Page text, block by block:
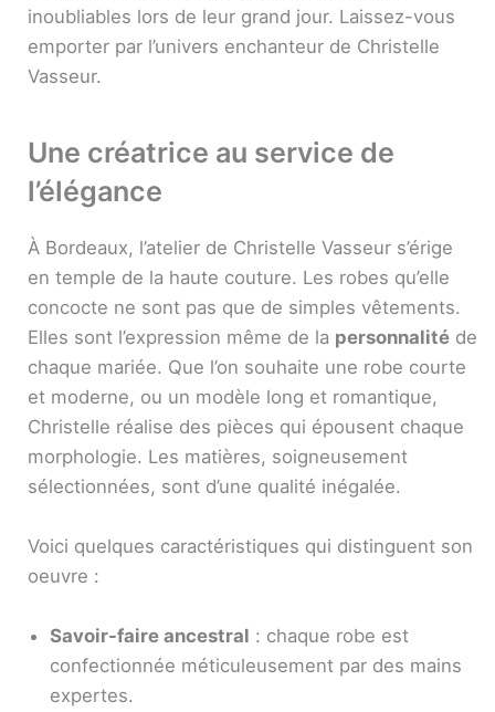
inoubliables lors de leur grand jour. Laissez-vous
emporter par l’univers enchanteur de Christelle
Vasseur.
Une créatrice au service de
l’élégance
À Bordeaux, l’atelier de Christelle Vasseur s’érige
en temple de la haute couture. Les robes qu’elle
concocte ne sont pas que de simples vêtements.
Elles sont l’expression même de la personnalité de
chaque mariée. Que l’on souhaite une robe courte
et moderne, ou un modèle long et romantique,
Christelle réalise des pièces qui épousent chaque
morphologie. Les matières, soigneusement
sélectionnées, sont d’une qualité inégalée.
Voici quelques caractéristiques qui distinguent son
oeuvre :
Savoir-faire ancestral : chaque robe est
confectionnée méticuleusement par des mains
expertes.